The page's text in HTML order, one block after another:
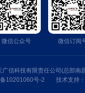
微信公众号 微信订阅
广信科技有限责任公司(总部南
10201060号-2
技术支持：